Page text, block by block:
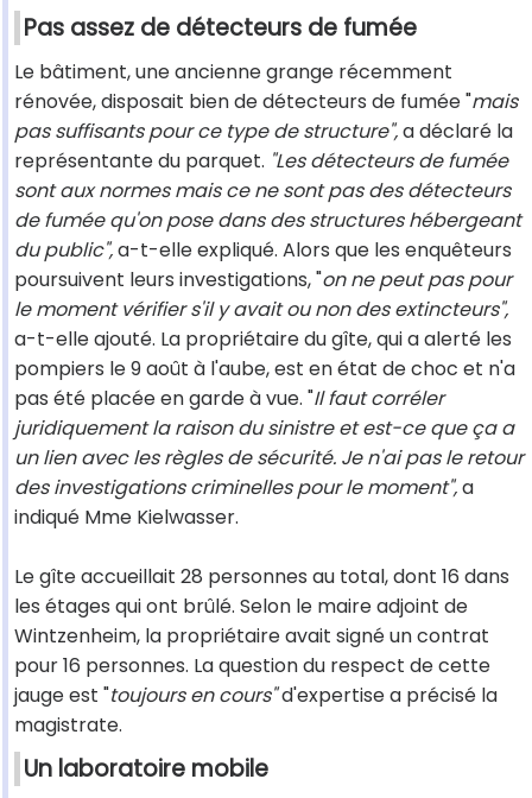
Pas assez de détecteurs de fumée
Le bâtiment, une ancienne grange récemment
rénovée, disposait bien de détecteurs de fumée "mais
pas suffisants pour ce type de structure",a déclaré la
représentante du parquet. "Les détecteurs de fumée
sont aux normes mais ce ne sont pas des détecteurs
de fumée qu'on pose dans des structures hébergeant
du public",a-t-elle expliqué. Alors que les enquêteurs
poursuivent leurs investigations, "on ne peut pas pour
le moment vérifier s'il y avait ou non des extincteurs",
a-t-elle ajouté. La propriétaire du gîte, qui a alerté les
pompiers le 9 août à l'aube, est en état de choc et n'a
pas été placée en garde à vue. "Il faut corréler
juridiquement la raison du sinistre et est-ce que ça a
un lien avec les règles de sécurité. Je n'ai pas le retour
des investigations criminelles pour le moment",a
indiqué Mme Kielwasser.
Le gîte accueillait 28 personnes au total, dont 16 dans
les étages qui ont brûlé. Selon le maire adjoint de
Wintzenheim, la propriétaire avait signé un contrat
pour 16 personnes. La question du respect de cette
jauge est "toujours en cours"d'expertise a précisé la
magistrate.
Un laboratoire mobile